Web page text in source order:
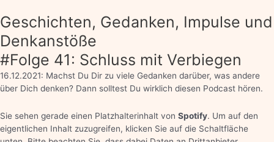
Geschichten, Gedanken, Impulse und
Denkanstöße
#Folge 41: Schluss mit Verbiegen
16.12.2021: Machst Du Dir zu viele Gedanken darüber, was andere
über Dich denken? Dann solltest Du wirklich diesen Podcast hören.
Sie sehen gerade einen Platzhalterinhalt von Spotify. Um auf den
eigentlichen Inhalt zuzugreifen, klicken Sie auf die Schaltfläche